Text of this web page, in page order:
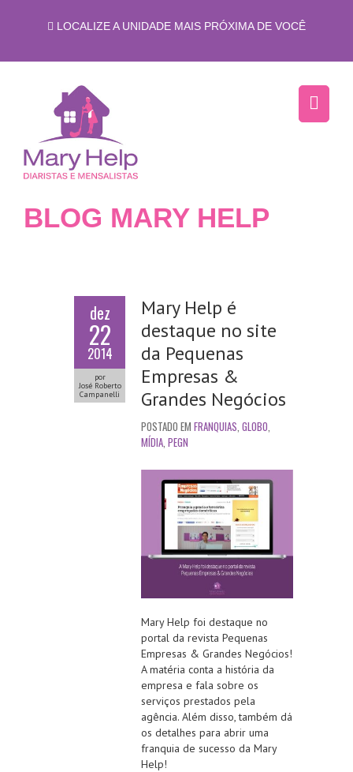
LOCALIZE A UNIDADE MAIS PRÓXIMA DE VOCÊ
BLOG MARY HELP
dez
22
2014
por
José Roberto
Campanelli
Mary Help é
destaque no site
da Pequenas
Empresas &
Grandes Negócios
POSTADO EM FRANQUIAS, GLOBO,
MÍDIA, PEGN
Mary Help foi destaque no
portal da revista Pequenas
Empresas & Grandes Negócios!
A matéria conta a história da
empresa e fala sobre os
serviços prestados pela
agência. Além disso, também dá
os detalhes para abrir uma
franquia de sucesso da Mary
Help!